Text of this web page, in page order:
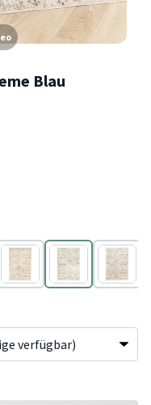
Blau
Creme Creme Creme